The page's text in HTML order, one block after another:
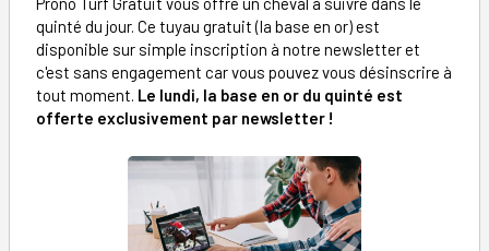
quinté du jour. Ce tuyau gratuit (la base en or) est
disponible sur simple inscription à notre newsletter et
c'est sans engagement car vous pouvez vous désinscrire à
tout moment. Le lundi, la base en or du quinté est
offerte exclusivement par newsletter !